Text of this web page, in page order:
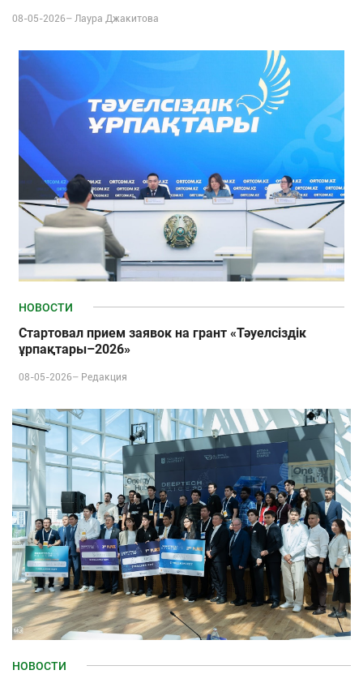
08-05-2026– Лаура Джакитова
НОВОСТИ
Стартовал прием заявок на грант «Тәуелсіздік
ұрпақтары–2026»
08-05-2026– Редакция
НОВОСТИ